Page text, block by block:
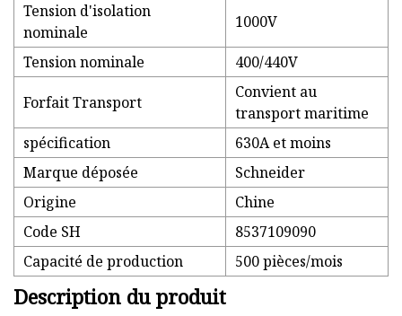
Tension d'isolation
nominale
1000V
Tension nominale 400/440V
Forfait Transport
Convient au
transport maritime
spécification
630A et moins
Marque déposée
Schneider
Origine
Chine
Code SH
8537109090
Capacité de production
500 pièces/mois
Description du produit